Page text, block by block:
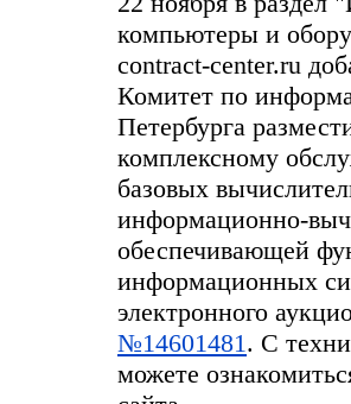
компьютеры и
contract-center.ru
Комитет по
Петербурга
комплексному
базовых
информационно-
обеспечивающей
информационных
электронного
№14601481. С
можете